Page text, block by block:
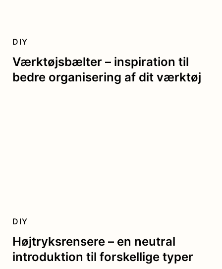
Værktøjsbælter – inspiration til
bedre organisering af dit værktøj
DIY
Højtryksrensere – en neutral
introduktion til forskellige typer
DIY